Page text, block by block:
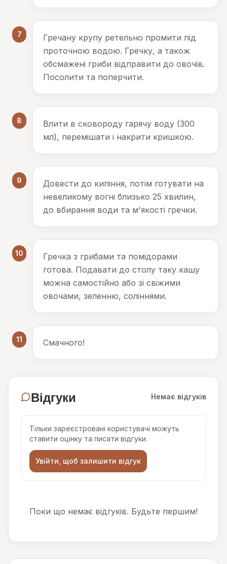
7
Гречану крупу ретельно промити під
проточною водою. Гречку, а також
обсмажені гриби відправити до овочів.
Посолити та поперчити.
8
Влити в сковороду гарячу воду (300
мл), перемішати і накрити кришкою.
9
Довести до кипіння, потім готувати на
невеликому вогні близько 25 хвилин,
до вбирання води та м'якості гречки.
10
Гречка з грибами та помідорами
готова. Подавати до столу таку кашу
можна самостійно або зі свіжими
овочами, зеленню, соліннями.
11 Смачного!
Відгуки Немає відгуків
Тільки зареєстровані користувачі можуть
ставити оцінку та писати відгуки.
Увійти, щоб залишити відгук
Поки що немає відгуків. Будьте першим!